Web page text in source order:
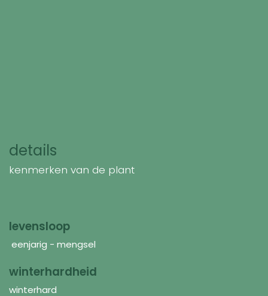
details
kenmerken van de plant
levensloop
eenjarig - mengsel
winterhardheid
winterhard